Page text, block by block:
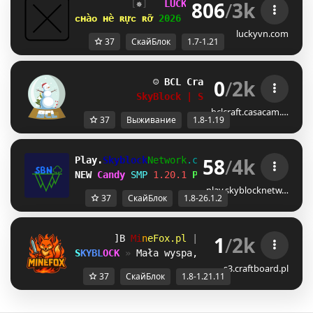
[✵] LUCKYVN NETWORK OA
ᴄʜàᴏ ʜè ʀựᴄ ʀỡ 2026 ⋆ open ꜱᴋʏʙʟᴏᴄᴋ ᴇʀᴀ
806/3k
luckyvn.com
37 СкайБлок 1.7-1.21
☺ BCL Craft 1.8 - 1.19
SkyBlock | Survival | RankUp
0/2k
bclcraft.casacam.…
37 Выживание 1.8-1.19
Play.SkyblockNetwork.com [1.8-26.1.2]
NEW Candy SMP 1.20.1 Play Now!
58/4k
play.skyblocknetw…
37 СкайБлок 1.8-26.1.2
[Y Mi neFox. pl 1.8.x - 1.21.11
SKYBL OCK » Mała wyspa, ogromne możliwości!
1/2k
s3.craftboard.pl
37 СкайБлок 1.8-1.21.11